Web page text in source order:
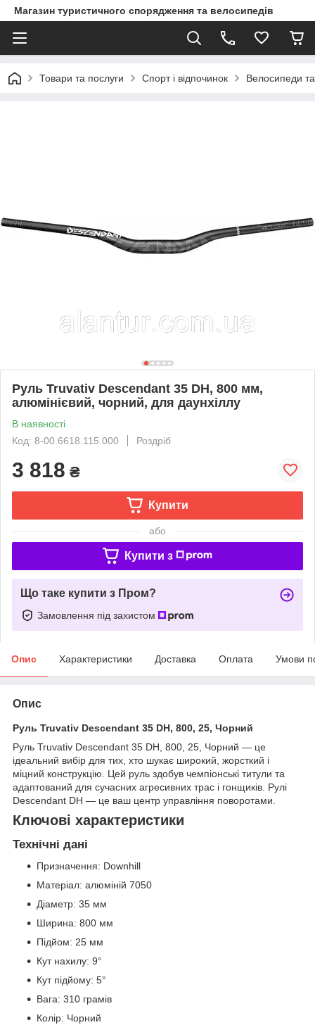
Магазин туристичного спорядження та велосипедів
Товари та послуги Спорт і відпочинок Велосипеди
Руль Truvativ Descendant 35 DH, 800 мм,
алюмінієвий, чорний, для даунхіллу
В наявності
Код: 8-00.6618.115.000
Роздріб
3 818 ₴
Купити
або
Купити з
Що таке купити з Пром?
Замовлення під захистом
Опис Характеристики Доставка Оплата Умови
Опис
Руль Truvativ Descendant 35 DH, 800, 25, Чорний
Руль Truvativ Descendant 35 DH, 800, 25, Чорний — це
ідеальний вибір для тих, хто шукає широкий, жорсткий і
міцний конструкцію. Цей руль здобув чемпіонські титули та
адаптований для сучасних агресивних трас і гонщиків. Рулі
Descendant DH — це ваш центр управління поворотами.
Ключові характеристики
Технічні дані
Призначення: Downhill
Матеріал: алюміній 7050
Діаметр: 35 мм
Ширина: 800 мм
Підйом: 25 мм
Кут нахилу: 9°
Кут підйому: 5°
Вага: 310 грамів
Колір: Чорний